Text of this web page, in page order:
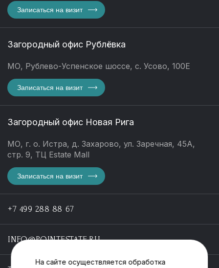
Записаться на визит
Загородный офис Рублёвка
МО, Рублево-Успенское шоссе, с. Усово, 100Е
Записаться на визит
Загородный офис Новая Рига
МО, г. о. Истра, д. Захарово, ул. Заречная, 45А,
стр. 9, ТЦ Estate Mall
Записаться на визит
+7 499 288 88 67
INFO@POINTESTATE.RU
На сайте осуществляется обработка